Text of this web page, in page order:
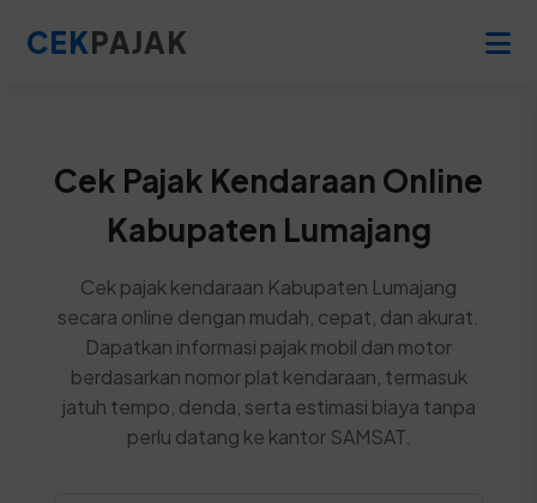
CEKPAJAK
Cek Pajak Kendaraan Online
Kabupaten Lumajang
Cek pajak kendaraan Kabupaten Lumajang
secara online dengan mudah, cepat, dan akurat.
Dapatkan informasi pajak mobil dan motor
berdasarkan nomor plat kendaraan, termasuk
jatuh tempo, denda, serta estimasi biaya tanpa
perlu datang ke kantor SAMSAT.